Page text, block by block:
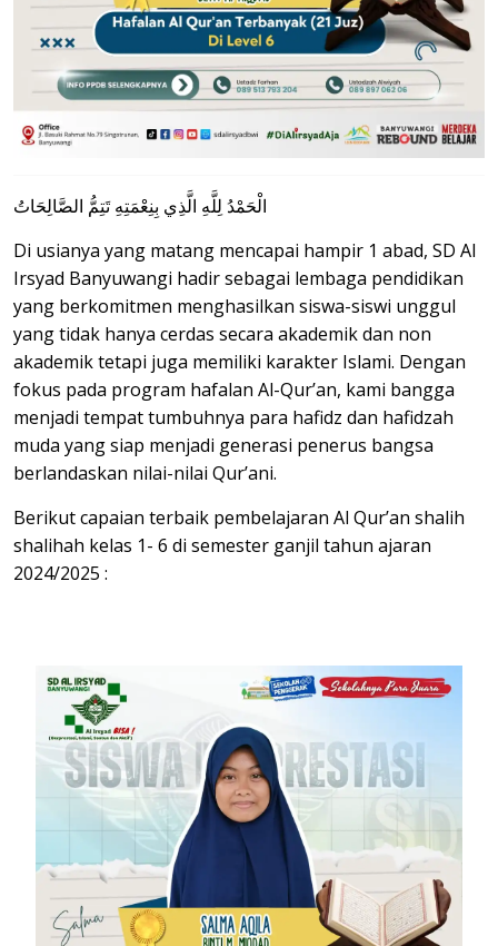
الْحَمْدُ لِلَّهِ الَّذِي بِنِعْمَتِهِ تَتِمُّ الصَّالِحَاتُ
Di usianya yang matang mencapai hampir 1 abad, SD Al
Irsyad Banyuwangi hadir sebagai lembaga pendidikan
yang berkomitmen menghasilkan siswa-siswi unggul
yang tidak hanya cerdas secara akademik dan non
akademik tetapi juga memiliki karakter Islami. Dengan
fokus pada program hafalan Al-Qur’an, kami bangga
menjadi tempat tumbuhnya para hafidz dan hafidzah
muda yang siap menjadi generasi penerus bangsa
berlandaskan nilai-nilai Qur’ani.
Berikut capaian terbaik pembelajaran Al Qur’an shalih
shalihah kelas 1- 6 di semester ganjil tahun ajaran
2024/2025 :